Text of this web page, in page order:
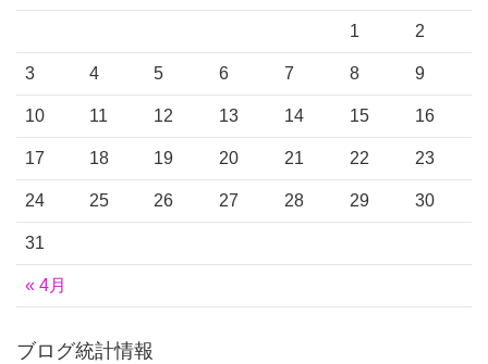
« 4月
1 2
3 4 5 6 7 8 9
10 11 12 13 14 15 16
17 18 19 20 21 22 23
24 25 26 27 28 29 30
31
ブログ統計情報